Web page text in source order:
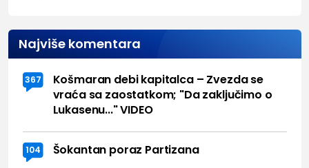
Najviše komentara
367
Košmaran debi kapitalca – Zvezda se
vraća sa zaostatkom; "Da zaključimo o
Lukasenu..." VIDEO
104 Šokantan poraz Partizana